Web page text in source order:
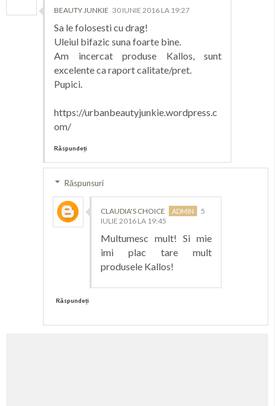
BEAUTY JUNKIE 30 IUNIE 2016 LA 19:27
Sa le folosesti cu drag!
Uleiul bifazic suna foarte bine.
Am incercat produse Kallos, sunt
excelente ca raport calitate/pret.
Pupici.
https://urbanbeautyjunkie.wordpress.c
om/
Răspundeți
Răspunsuri
CLAUDIA'S CHOICE
5
IULIE 2016 LA 19:45
Multumesc mult! Si mie
imi plac tare mult
produsele Kallos!
Răspundeți